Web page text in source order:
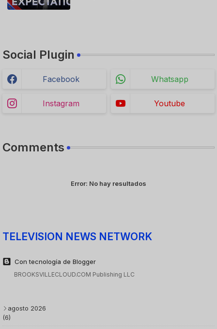
Social Plugin
Facebook Whatsapp
Instagram Youtube
Comments
Error: No hay resultados
TELEVISION NEWS NETWORK
Con tecnología de Blogger
BROOKSVILLECLOUD.COM Publishing LLC
agosto 2026
(6)